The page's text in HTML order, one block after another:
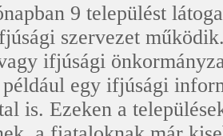
9 települést
szervezet
ifjúsági
egy ifjúsági
is. Ezeken a